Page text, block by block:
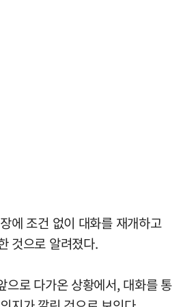
에 조건 없이 대화를 재개하고
것으로 알려졌다.
으로 다가온 상황에서, 대화를 통